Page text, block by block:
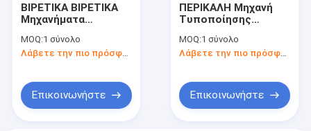
ΒΙΡΕΤΙΚΑ ΒΙΡΕΤΙΚΑ
Μηχανήματα
Σφραγίσματος
MOQ:1 σύνολο
Λάβετε την πιο πρόσφατη τιμή
Επικοινωνήστε
ΠΕΡΙΚΑΛΗ Μηχανή
Τυποποίησης
UL 2 Βερτικαλικές
Σφραγίδες
MOQ:1 σύνολο
Επικοινωνήστε